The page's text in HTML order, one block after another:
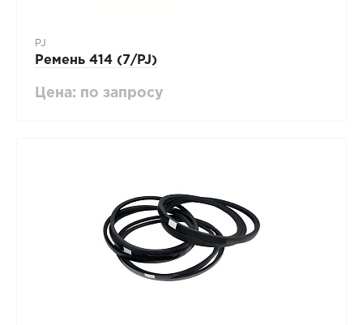
PJ
Ремень 414 (7/PJ)
Цена: по запросу